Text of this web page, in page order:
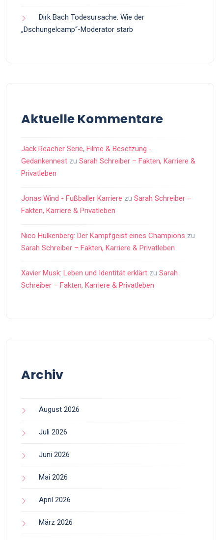
Dirk Bach Todesursache: Wie der
„Dschungelcamp“-Moderator starb
Aktuelle Kommentare
Jack Reacher Serie, Filme & Besetzung -
Gedankennest zu Sarah Schreiber – Fakten, Karriere &
Privatleben
Jonas Wind - Fußballer Karriere zu Sarah Schreiber –
Fakten, Karriere & Privatleben
Nico Hülkenberg: Der Kampfgeist eines Champions zu
Sarah Schreiber – Fakten, Karriere & Privatleben
Xavier Musk: Leben und Identität erklärt zu Sarah
Schreiber – Fakten, Karriere & Privatleben
Archiv
August 2026
Juli 2026
Juni 2026
Mai 2026
April 2026
März 2026